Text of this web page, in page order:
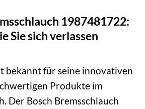
1987481722:
Sie sich verlassen
bekannt für seine innovativen
Produkte im
Der Bosch Bremsschlauch